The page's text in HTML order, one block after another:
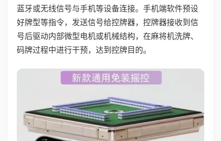
蓝牙或无线信号与手机等设备连接。手机端软件预设
好牌型等指令，发送信号给控牌器，控牌器接收到信
号后驱动内部微型电机或机械结构，在麻将机洗牌、
码牌过程中进行干预，达到控牌目的。